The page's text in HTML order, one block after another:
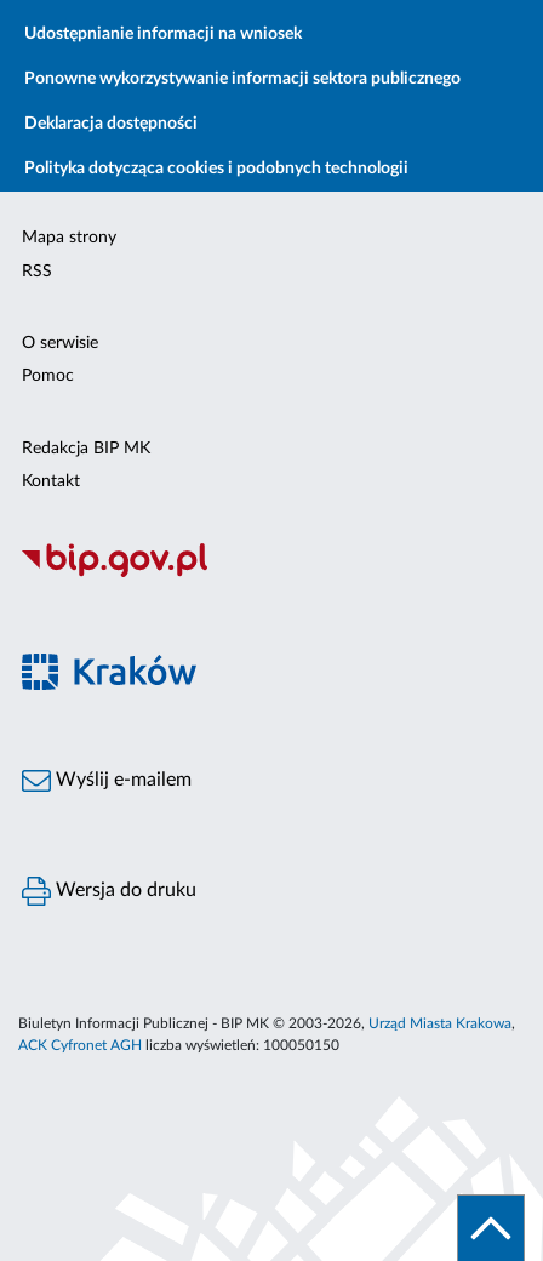
Udostępnianie informacji na wniosek
Ponowne wykorzystywanie informacji sektora publicznego
Deklaracja dostępności
Polityka dotycząca cookies i podobnych technologii
Mapa strony
RSS
O serwisie
Pomoc
Redakcja BIP MK
Kontakt
Wyślij e-mailem
Wersja do druku
Biuletyn Informacji Publicznej - BIP MK © 2003-2026, Urząd Miasta Krakowa,
ACK Cyfronet AGH
liczba wyświetleń: 100050150